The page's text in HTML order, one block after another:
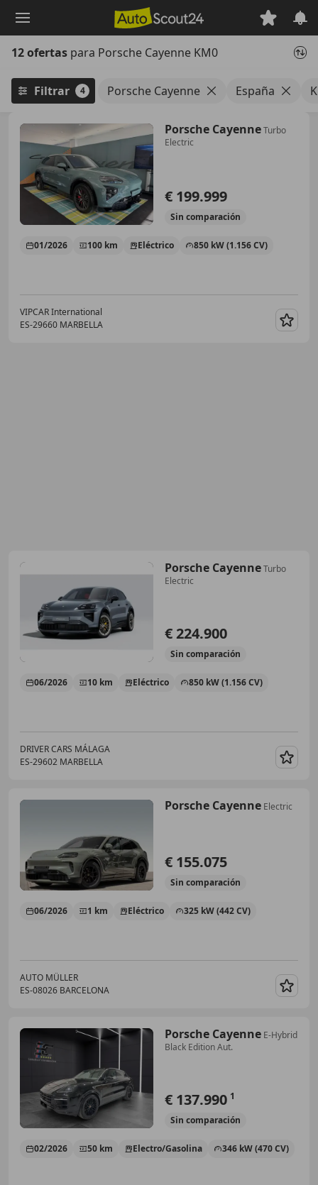
principal
12 ofertas para Porsche Cayenne KM0
Filtrar 4 Porsche Cayenne España
Porsche CayenneTurbo
Electric
€ 199.999
Sin comparación
01/2026 100 km Eléctrico 850 kW (1.156 CV)
VIPCAR International
ES-29660 MARBELLA
Porsche CayenneTurbo
Electric
€ 224.900
Sin comparación
06/2026 10 km Eléctrico 850 kW (1.156 CV)
DRIVER CARS MÁLAGA
ES-29602 MARBELLA
Porsche Cayenne Electric
€ 155.075
Sin comparación
06/2026 1 km Eléctrico 325 kW (442 CV)
AUTO MÜLLER
ES-08026 BARCELONA
Porsche Cayenne E-Hybrid
Black Edition Aut.
€ 137.990 1
Sin comparación
02/2026 50 km Electro/Gasolina 346 kW (470 CV)